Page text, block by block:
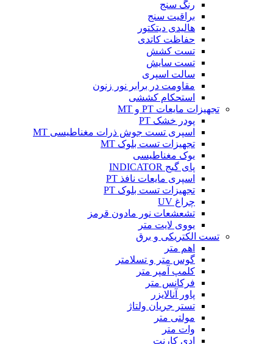
رنگ سنج
براقیت سنج
هالیدی دیتکتور
حفاظت کاتدی
تست کشش
تست سایش
سالت اسپری
مقاومت در برابر نور زنون
استحکام کششی
تجهیزات مایعات PT و MT
پودر خشک PT
اسپری تست جوش ذرات مغناطیسی MT
تجهیزات تست بلوک MT
یوک مغناطیسی
پای گیج INDICATOR
اسپری مایعات نافذ PT
تجهیزات تست بلوک PT
چراغ UV
تشعشعات نور مادون قرمز
یووی لایت متر
تست الکتریکی و برق
اهم متر
گوس متر و تسلامتر
کلمپ آمپر متر
فرکانس متر
پاور آنالایزر
تستر جریان ولتاژ
مولتی متر
وات متر
ادی کارنت